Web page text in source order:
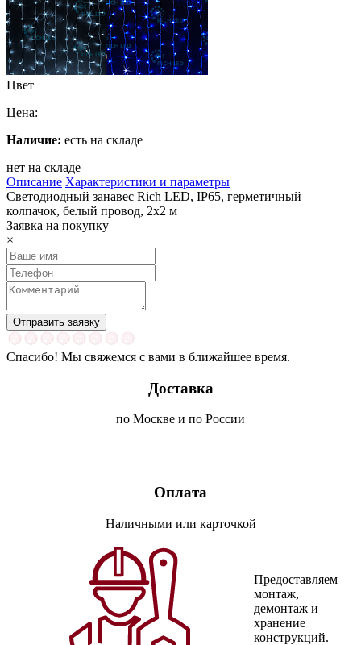
Цвет
Цена:
Наличие: есть на складе
нет на складе
Описание Характеристики и параметры
Светодиодный занавес Rich LED, IP65, герметичный
колпачок, белый провод, 2х2 м
Заявка на покупку
×
Спасибо! Мы свяжемся с вами в ближайшее время.
Доставка
по Москве и по России
Оплата
Наличными или карточкой
Предоставляем
монтаж,
демонтаж и
хранение
конструкций.